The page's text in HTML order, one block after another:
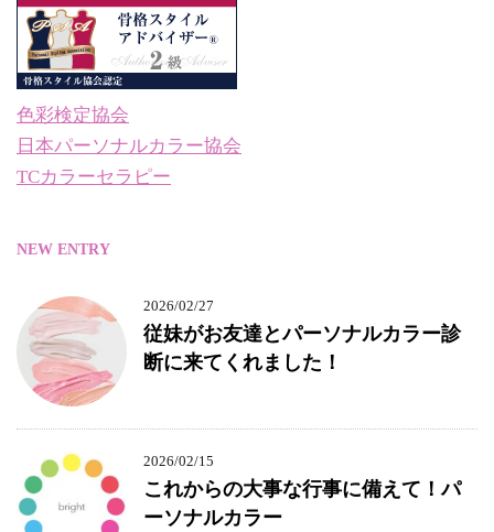
色彩検定協会
日本パーソナルカラー協会
TCカラーセラピー
NEW ENTRY
2026/02/27
従妹がお友達とパーソナルカラー診
断に来てくれました！
2026/02/15
これからの大事な行事に備えて！パ
ーソナルカラー